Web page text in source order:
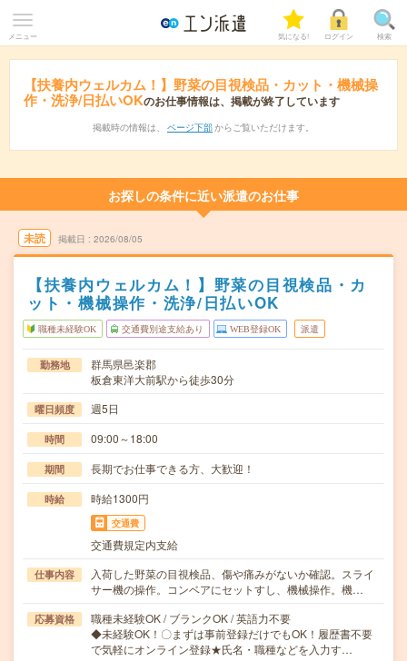
メニュー 気になる! ログイン 検索
【扶養内ウェルカム！】野菜の目視検品・カット・機械操
作・洗浄/日払いOKのお仕事情報は、掲載が終了しています
掲載時の情報は、 ページ下部 からご覧いただけます。
お探しの条件に近い派遣のお仕事
未読 掲載日 2026/08/05
【扶養内ウェルカム！】野菜の目視検品・カ
ット・機械操作・洗浄/日払いOK
職種未経験OK 交通費別途支給あり WEB登録OK 派遣
勤務地
群馬県邑楽郡
板倉東洋大前駅から徒歩30分
曜日頻度 週5日
時間 09:00～18:00
期間 長期でお仕事できる方、大歓迎！
時給 時給1300円
交通費
交通費規定内支給
仕事内容
入荷した野菜の目視検品、傷や痛みがないか確認。スライ
サー機の操作。コンベアにセットすし、機械操作。機…
応募資格
職種未経験OK / ブランクOK / 英語力不要
◆未経験OK！〇まずは事前登録だけでもOK！履歴書不要
で気軽にオンライン登録★氏名・職種などを入力す…